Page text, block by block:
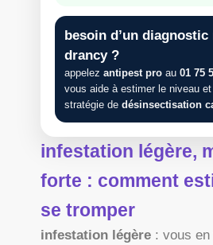
besoin d’un diagnostic
drancy ?
appelez antipest pro au 01 75
vous aide à estimer le niveau
stratégie de désinsectisation
infestation légère,
forte : comment
se tromper
infestation légère : vous